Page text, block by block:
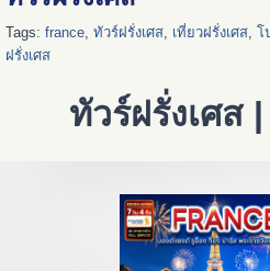
Tags: france, ทัวร์ฝรั่งเศส, เที่ยวฝรั่งเศส, โ
ฝรั่งเศส
ทัวร์ฝรั่งเศส |